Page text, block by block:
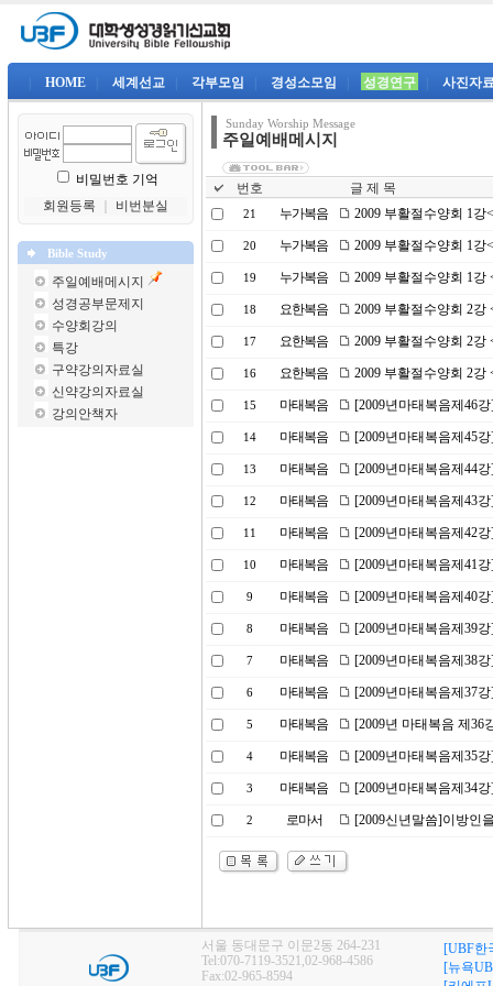
HOME 세계선교 각부모임 경성소모임 성경연구 사진자
비밀번호 기억
회원등록
비번분실
Bible Study
주일예배메시지
성경공부문제지
수양회강의
특강
구약강의자료실
신약강의자료실
강의안책자
Sunday Worship Message
주일예배메시지
번호 글 제 목
21 누가복음 2009 부활절수양회 1
20 누가복음 2009 부활절수양회 1
19 누가복음 2009 부활절수양회 1
18 요한복음 2009 부활절수양회 2
17 요한복음 2009 부활절수양회 2
16 요한복음 2009 부활절수양회 2
15 마태복음 [2009년마태복음제46
14 마태복음 [2009년마태복음제45
13 마태복음 [2009년마태복음제44
12 마태복음 [2009년마태복음제43
11 마태복음 [2009년마태복음제42
10 마태복음 [2009년마태복음제41
9 마태복음 [2009년마태복음제40
8 마태복음 [2009년마태복음제39
7 마태복음 [2009년마태복음제38
6 마태복음 [2009년마태복음제37
5 마태복음 [2009년 마태복음 제36
4 마태복음 [2009년마태복음제35
3 마태복음 [2009년마태복음제34
2 로마서 [2009신년말씀]이방인
서울 동대문구 이문2동 264-231
Tel:070-7119-3521,02-968-4586
Fax:02-965-8594
[UBF한
[뉴욕